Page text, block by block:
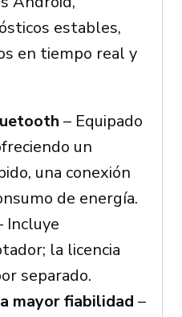
estables,
en tiempo real y
– Equipado
un
una conexión
de energía.
Incluye
la licencia
separado.
mayor fiabilidad –